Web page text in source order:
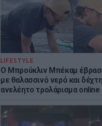
LIFESTYLE
Ο Μπρούκλιν Μπέκαμ
με θαλασσινό νερό και
ανελέητο τρολάρισμα online